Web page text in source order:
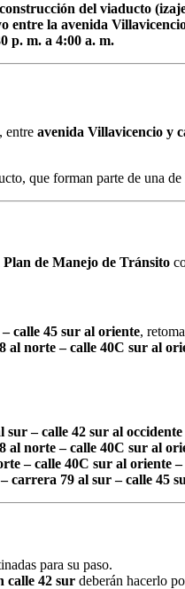
construcción del viaducto
entre la avenida
p. m. a 4:00 a. m.
, entre avenida Villavicencio y
que forman parte de una
Plan de Manejo de Tránsito
calle 45 sur al oriente,
norte – calle 40C sur al
sur – calle 42 sur al
norte – calle 40C sur al
– calle 40C sur al oriente
carrera 79 al sur – calle 45
para su paso.
calle 42 sur deberán hacerlo